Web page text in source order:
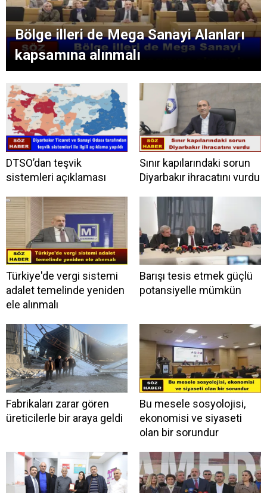
Bölge illeri de Mega Sanayi Alanları
kapsamına alınmalı
DTSO’dan teşvik
sistemleri açıklaması
Sınır kapılarındaki sorun
Diyarbakır ihracatını vurdu
Türkiye'de vergi sistemi
adalet temelinde yeniden
ele alınmalı
Barışı tesis etmek güçlü
potansiyelle mümkün
Fabrikaları zarar gören
üreticilerle bir araya geldi
Bu mesele sosyolojisi,
ekonomisi ve siyaseti
olan bir sorundur